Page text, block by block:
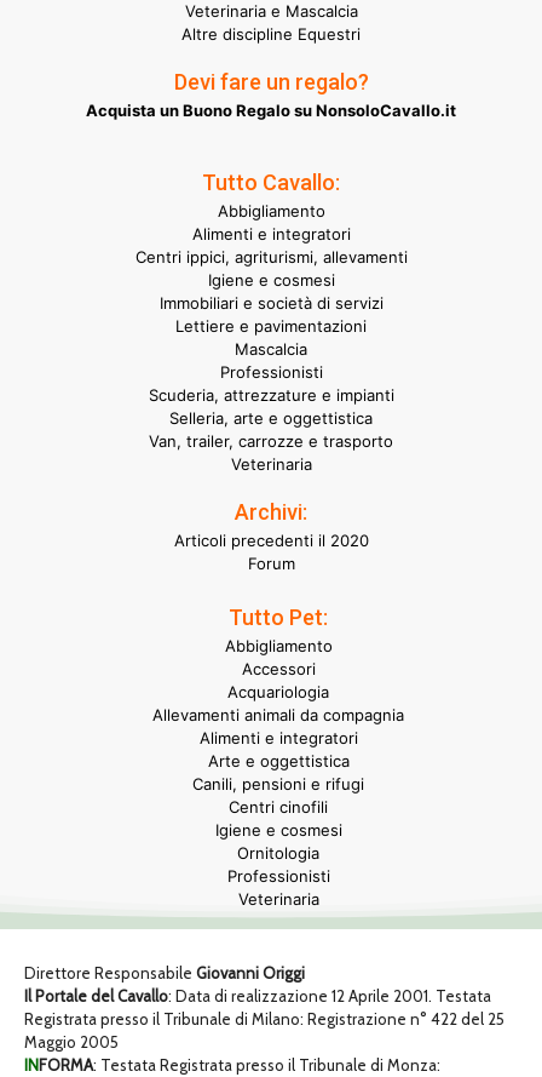
Veterinaria e Mascalcia
Altre discipline Equestri
Devi fare un regalo?
Acquista un Buono Regalo su NonsoloCavallo.it
Tutto Cavallo:
Abbigliamento
Alimenti e integratori
Centri ippici, agriturismi, allevamenti
Igiene e cosmesi
Immobiliari e società di servizi
Lettiere e pavimentazioni
Mascalcia
Professionisti
Scuderia, attrezzature e impianti
Selleria, arte e oggettistica
Van, trailer, carrozze e trasporto
Veterinaria
Archivi:
Articoli precedenti il 2020
Forum
Tutto Pet:
Abbigliamento
Accessori
Acquariologia
Allevamenti animali da compagnia
Alimenti e integratori
Arte e oggettistica
Canili, pensioni e rifugi
Centri cinofili
Igiene e cosmesi
Ornitologia
Professionisti
Veterinaria
Direttore Responsabile Giovanni Origgi
Il Portale del Cavallo: Data di realizzazione 12 Aprile 2001. Testata
Registrata presso il Tribunale di Milano: Registrazione n° 422 del 25
Maggio 2005
INFORMA: Testata Registrata presso il Tribunale di Monza: